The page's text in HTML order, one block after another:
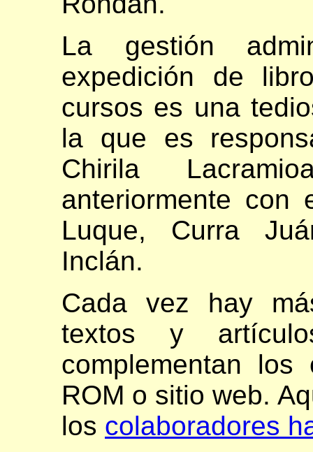
La gestión
expedición de
cursos es una
la que es
Chirila
anteriormente con
Luque, Curra
Inclán.
Cada vez hay
textos y
complementan
ROM o sitio web.
los colaboradores